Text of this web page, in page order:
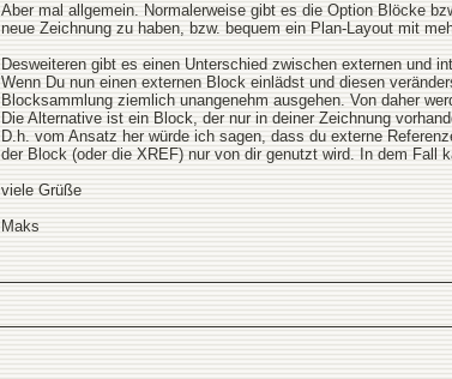
Aber mal allgemein. Normalerweise gibt es die Option Blöcke
neue Zeichnung zu haben, bzw. bequem ein Plan-Layout mit
Desweiteren gibt es einen Unterschied zwischen externen und
Wenn Du nun einen externen Block einlädst und diesen
Blocksammlung ziemlich unangenehm ausgehen. Von daher
Die Alternative ist ein Block, der nur in deiner Zeichnung
D.h. vom Ansatz her würde ich sagen, dass du externe
der Block (oder die XREF) nur von dir genutzt wird. In dem Fall
viele Grüße
Maks